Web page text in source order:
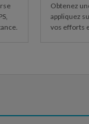
Obtenez
appliquez
vos efforts